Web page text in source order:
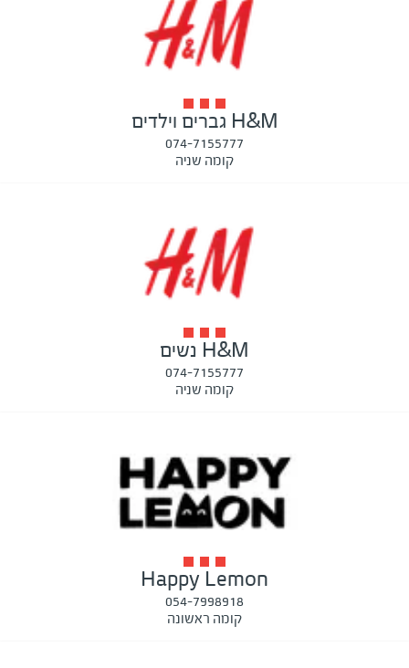
H&M גברים וילדים
074-7155777
קומה שניה
H&M נשים
074-7155777
קומה שניה
Happy Lemon
054-7998918
קומה ראשונה